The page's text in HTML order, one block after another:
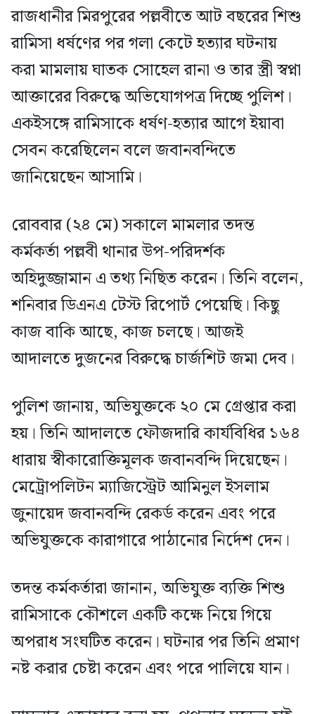
রাজধানীর মিরপুরের পল্লবীতে আট বছরের শিশু
রামিসা ধর্ষণের পর গলা কেটে হত্যার ঘটনায়
করা মামলায় ঘাতক সোহেল রানা ও তার স্ত্রী স্বপ্না
আক্তারের বিরুদ্ধে অভিযোগপত্র দিচ্ছে পুলিশ।
একইসঙ্গে রামিসাকে ধর্ষণ-হত্যার আগে ইয়াবা
সেবন করেছিলেন বলে জবানবন্দিতে
জানিয়েছেন আসামি।
রোববার (২৪ মে) সকালে মামলার তদন্ত
কর্মকর্তা পল্লবী থানার উপ-পরিদর্শক
অহিদুজ্জামান এ তথ্য নিছিত করেন। তিনি বলেন,
শনিবার ডিএনএ টেস্ট রিপোর্ট পেয়েছি। কিছু
কাজ বাকি আছে, কাজ চলছে। আজই
আদালতে দুজনের বিরুদ্ধে চার্জশিট জমা দেব।
পুলিশ জানায়, অভিযুক্তকে ২০ মে গ্রেপ্তার করা
হয়। তিনি আদালতে ফৌজদারি কার্যবিধির ১৬৪
ধারায় স্বীকারোক্তিমূলক জবানবন্দি দিয়েছেন।
মেট্রোপলিটন ম্যাজিস্ট্রেট আমিনুল ইসলাম
জুনায়েদ জবানবন্দি রেকর্ড করেন এবং পরে
অভিযুক্তকে কারাগারে পাঠানোর নির্দেশ দেন।
তদন্ত কর্মকর্তারা জানান, অভিযুক্ত ব্যক্তি শিশু
রামিসাকে কৌশলে একটি কক্ষে নিয়ে গিয়ে
অপরাধ সংঘটিত করেন। ঘটনার পর তিনি প্রমাণ
নষ্ট করার চেষ্টা করেন এবং পরে পালিয়ে যান।